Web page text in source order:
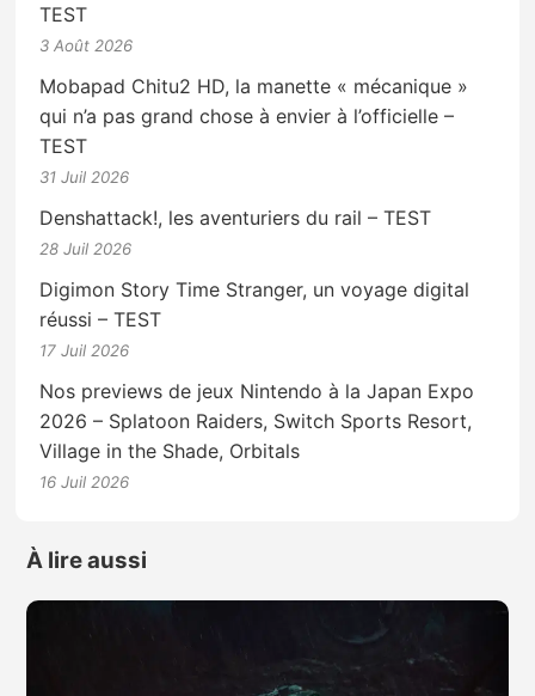
TEST
3 Août 2026
Mobapad Chitu2 HD, la manette « mécanique »
qui n’a pas grand chose à envier à l’officielle –
TEST
31 Juil 2026
Denshattack!, les aventuriers du rail – TEST
28 Juil 2026
Digimon Story Time Stranger, un voyage digital
réussi – TEST
17 Juil 2026
Nos previews de jeux Nintendo à la Japan Expo
2026 – Splatoon Raiders, Switch Sports Resort,
Village in the Shade, Orbitals
16 Juil 2026
À lire aussi